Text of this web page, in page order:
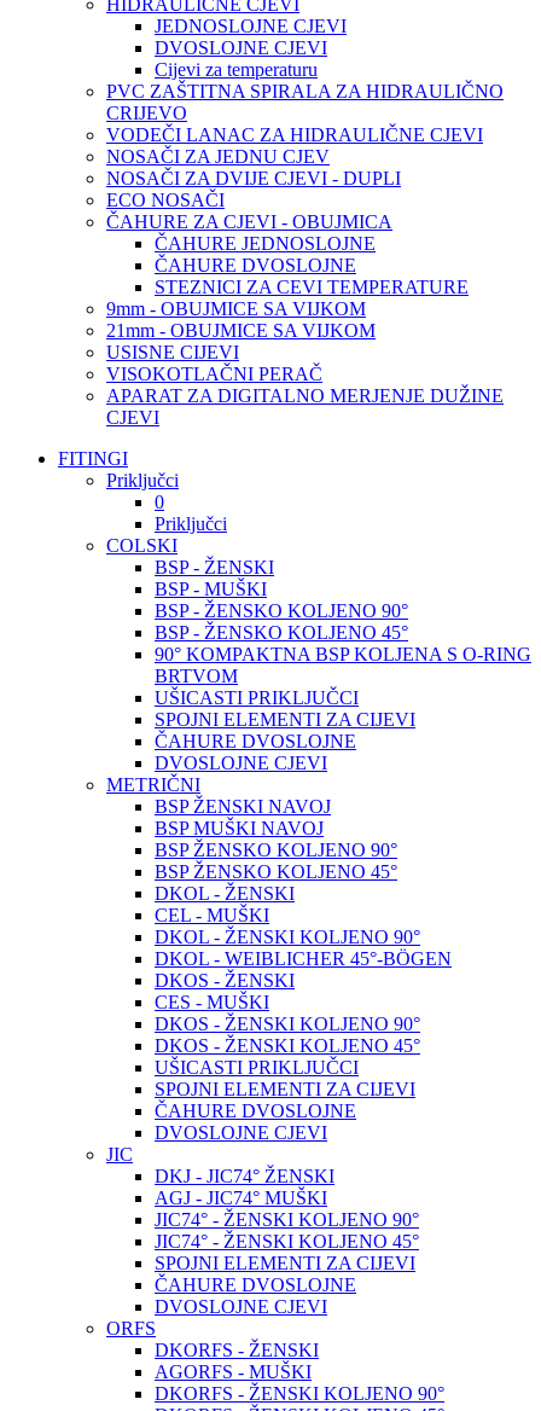
HIDRAULIČNE CJEVI
JEDNOSLOJNE CJEVI
DVOSLOJNE CJEVI
Cijevi za temperaturu
PVC ZAŠTITNA SPIRALA ZA HIDRAULIČNO
CRIJEVO
VODEČI LANAC ZA HIDRAULIČNE CJEVI
NOSAČI ZA JEDNU CJEV
NOSAČI ZA DVIJE CJEVI - DUPLI
ECO NOSAČI
ČAHURE ZA CJEVI - OBUJMICA
ČAHURE JEDNOSLOJNE
ČAHURE DVOSLOJNE
STEZNICI ZA CEVI TEMPERATURE
9mm - OBUJMICE SA VIJKOM
21mm - OBUJMICE SA VIJKOM
USISNE CIJEVI
VISOKOTLAČNI PERAČ
APARAT ZA DIGITALNO MERJENJE DUŽINE
CJEVI
FITINGI
Priključci
0
Priključci
COLSKI
BSP - ŽENSKI
BSP - MUŠKI
BSP - ŽENSKO KOLJENO 90°
BSP - ŽENSKO KOLJENO 45°
90° KOMPAKTNA BSP KOLJENA S O-RING
BRTVOM
UŠICASTI PRIKLJUČCI
SPOJNI ELEMENTI ZA CIJEVI
ČAHURE DVOSLOJNE
DVOSLOJNE CJEVI
METRIČNI
BSP ŽENSKI NAVOJ
BSP MUŠKI NAVOJ
BSP ŽENSKO KOLJENO 90°
BSP ŽENSKO KOLJENO 45°
DKOL - ŽENSKI
CEL - MUŠKI
DKOL - ŽENSKI KOLJENO 90°
DKOL - WEIBLICHER 45°-BÖGEN
DKOS - ŽENSKI
CES - MUŠKI
DKOS - ŽENSKI KOLJENO 90°
DKOS - ŽENSKI KOLJENO 45°
UŠICASTI PRIKLJUČCI
SPOJNI ELEMENTI ZA CIJEVI
ČAHURE DVOSLOJNE
DVOSLOJNE CJEVI
JIC
DKJ - JIC74° ŽENSKI
AGJ - JIC74° MUŠKI
JIC74° - ŽENSKI KOLJENO 90°
JIC74° - ŽENSKI KOLJENO 45°
SPOJNI ELEMENTI ZA CIJEVI
ČAHURE DVOSLOJNE
DVOSLOJNE CJEVI
ORFS
DKORFS - ŽENSKI
AGORFS - MUŠKI
DKORFS - ŽENSKI KOLJENO 90°